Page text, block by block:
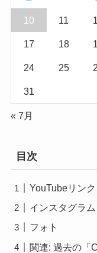
10 11
17 18
24 25
31
« 7月
目次
YouTubeリンク
インスタグラム
フォト
関連: 過去の「